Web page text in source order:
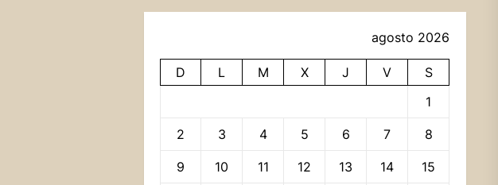
agosto 2026
D L M X J V
S
1
2 3 4 5 6 7 8
9 10 11 12 13 14 15